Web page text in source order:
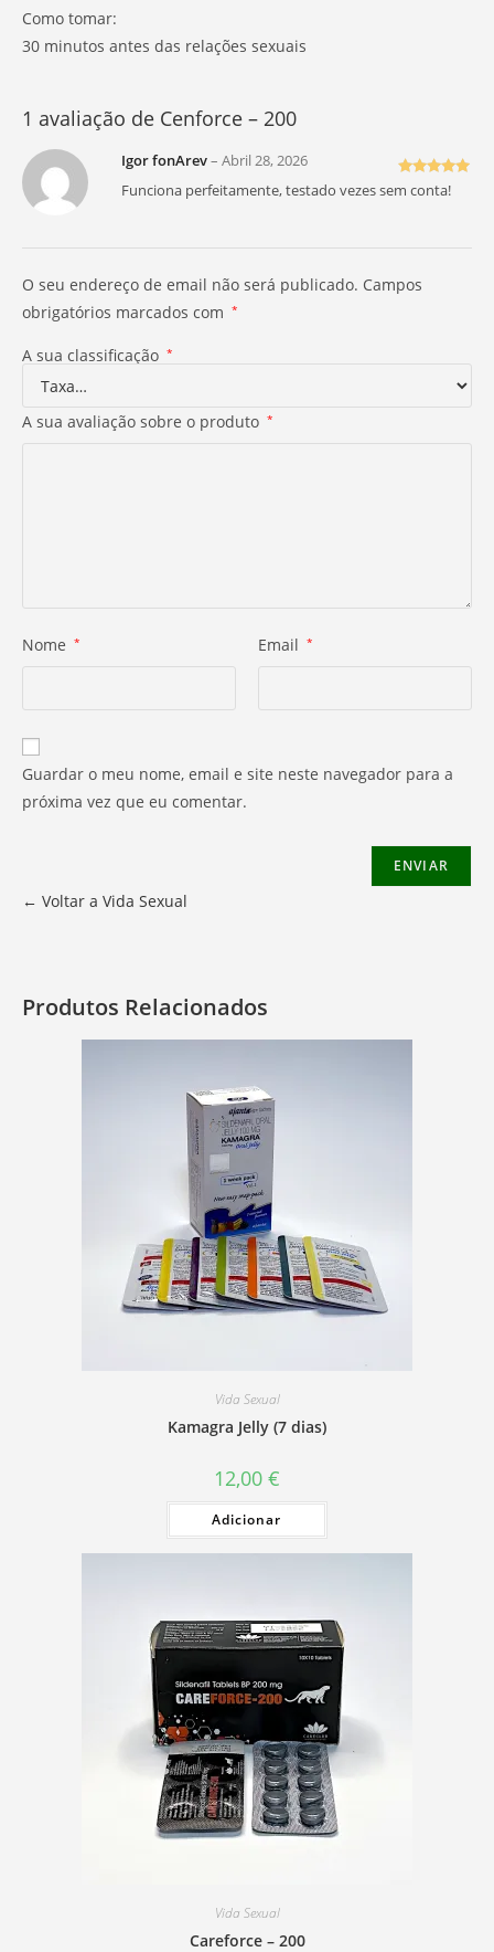
Como tomar:
30 minutos antes das relações sexuais
1 avaliação de Cenforce – 200
Avaliação
Igor fonArev– Abril 28, 2026
Funciona perfeitamente, testado vezes sem conta!
O seu endereço de email não será publicado. Campos
obrigatórios marcados com *
A sua classificação *
A sua avaliação sobre o produto *
Nome * Email *
Guardar o meu nome, email e site neste navegador para a
próxima vez que eu comentar.
← Voltar a Vida Sexual
Produtos Relacionados
Vida Sexual
Kamagra Jelly (7 dias)
12,00 €
Adicionar
Vida Sexual
Careforce – 200